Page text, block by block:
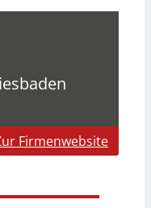
Firmenwebsite